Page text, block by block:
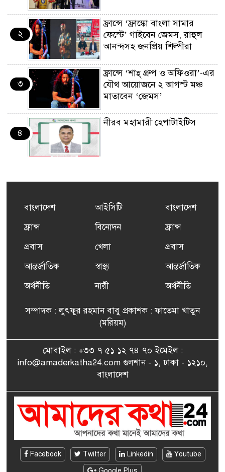
২
ফ্রান্সে ‘ফ্রাঙ্কো বাংলা সামার
ফেস্টে’ গাইবেন জেমস, রাহুল
আনন্দসহ জনপ্রিয় শিল্পীরা
৩
ফ্রান্সে ‘শাহ্ গ্রুপ ও অফিওরা’-এর
যৌথ আয়োজনে ২ আগস্ট মঞ্চ
মাতাবেন ‘জেমস’
৪
নীরব মহামারী হেপাটাইটিস
৫
এর সম্পূর্ণ বিনামূল্যের সুশি
ফ্রান্সসহ ইউরোপীয় দেশসমূহে
দাবদাহ: কারণ, প্রভাব ও করণীয়
ফ্রান্সে সংবর্ধিত হলেন যুক্তরাজ্য
বিএনপি’র আহ্বায়ক কমিটির
সাংবাদিকতায় কৃতিত্বের পুরস্কার
এমপি মমতাজ আলোকে
জেলা প্রবাসী এসোসিয়েশন’
বেদে সম্প্রদায় নিয়ে প্যারিসে
তথ্য-চলচ্চিত্র “ভাসমান জীবন”
বাংলাদেশ
ফ্রান্স
প্রবাস
আন্তর্জাতিক
অর্থনীতি
আইসিটি
বিনোদন
খেলা
স্বাস্থ্য
নারী
বাংলাদেশ
ফ্রান্স
প্রবাস
আন্তর্জাতিক
অর্থনীতি
সম্পাদক : লুৎফুর রহমান বাবু প্রকাশক : ফাতেমা খাতুন
(মরিয়ম)
মোবাইল : +৩৩ ৭ ৫১ ১২ ৭৪ ৭০ ইমেইল :
info@amaderkatha24.com গুলশান - ১, ঢাকা - ১২১০,
বাংলাদেশ
Facebook Twitter Linkedin
Youtube